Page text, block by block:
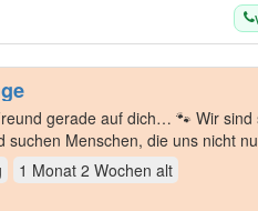
gerade auf dich… 🐾 Wir
suchen Menschen, die uns nicht
1 Monat 2 Wochen alt